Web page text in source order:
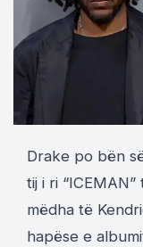
Drake po bën
tij i ri
mëdha të
hapëse e